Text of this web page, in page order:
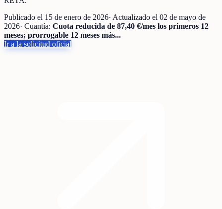
Publicado el 15 de enero de 2026· Actualizado el 02 de mayo de
2026· Cuantía: Cuota reducida de 87,40 €/mes los primeros 12
meses; prorrogable 12 meses más...
Ir a la solicitud oficial